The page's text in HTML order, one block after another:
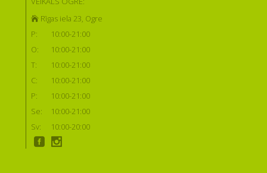
Rīgas iela 23, Ogre
P:
10:00-21:00
O:
10:00-21:00
T:
10:00-21:00
C:
10:00-21:00
P:
10:00-21:00
Se:
10:00-21:00
Sv:
10:00-20:00